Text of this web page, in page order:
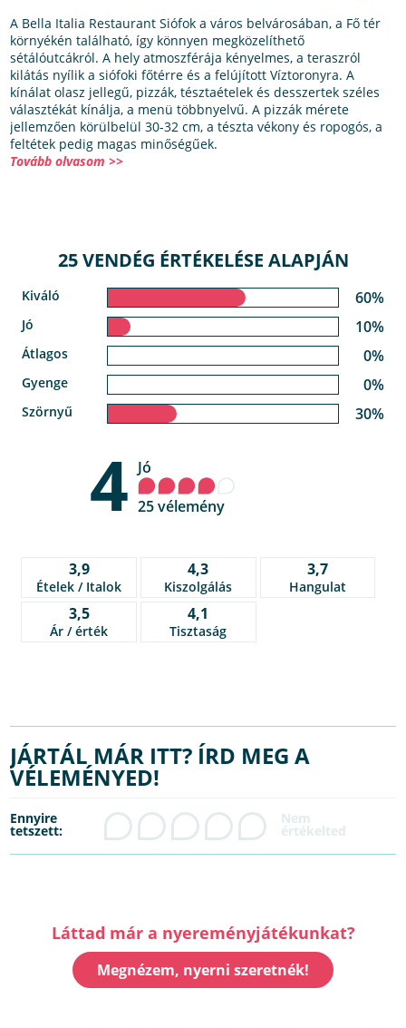
A Bella Italia Restaurant Siófok a város belvárosában, a Fő tér
környékén található, így könnyen megközelíthető
sétálóutcákról. A hely atmoszférája kényelmes, a teraszról
kilátás nyílik a siófoki főtérre és a felújított Víztoronyra. A
kínálat olasz jellegű, pizzák, tésztaételek és desszertek széles
választékát kínálja, a menü többnyelvű. A pizzák mérete
jellemzően körülbelül 30-32 cm, a tészta vékony és ropogós, a
feltétek pedig magas minőségűek.
Tovább olvasom >>
25 VENDÉG ÉRTÉKELÉSE ALAPJÁN
Kiváló 60%
Jó 10%
Átlagos 0%
Gyenge 0%
Szörnyű 30%
4 Jó
25 vélemény
3,9
Ételek / Italok
4,3
Kiszolgálás
3,7
Hangulat
3,5
Ár / érték
4,1
Tisztaság
JÁRTÁL MÁR ITT? ÍRD MEG A
VÉLEMÉNYED!
Ennyire
tetszett:
Láttad már a nyereményjátékunkat?
Megnézem, nyerni szeretnék!